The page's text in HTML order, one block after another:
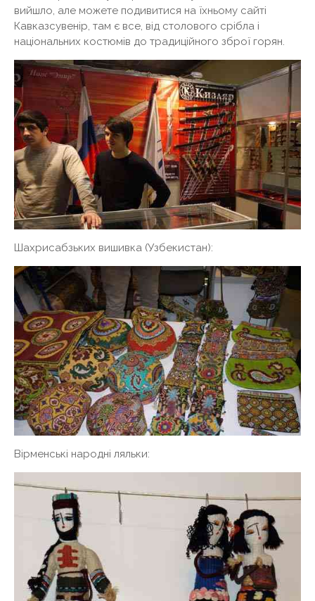
вийшло, але можете подивитися на їхньому сайті
Кавказсувенір, там є все, від столового срібла і
національних костюмів до традиційного зброї горян.
Шахрисабзьких вишивка (Узбекистан):
Вірменські народні ляльки: